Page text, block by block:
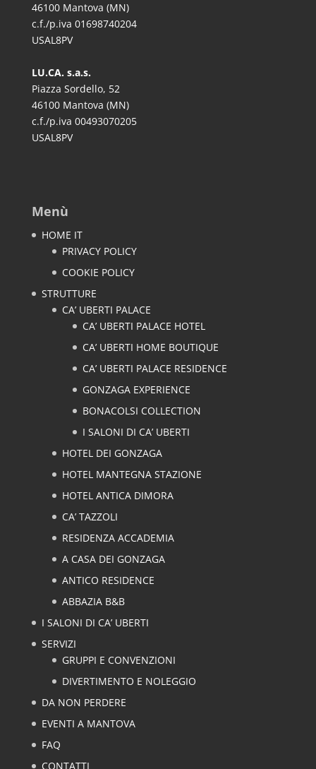
46100 Mantova (MN)
c.f./p.iva 01698740204
USAL8PV
LU.CA. s.a.s.
Piazza Sordello, 52
46100 Mantova (MN)
c.f./p.iva 00493070205
USAL8PV
Menù
HOME IT
PRIVACY POLICY
COOKIE POLICY
STRUTTURE
CA’ UBERTI PALACE
CA’ UBERTI PALACE HOTEL
CA’ UBERTI HOME BOUTIQUE
CA’ UBERTI PALACE RESIDENCE
GONZAGA EXPERIENCE
BONACOLSI COLLECTION
I SALONI DI CA’ UBERTI
HOTEL DEI GONZAGA
HOTEL MANTEGNA STAZIONE
HOTEL ANTICA DIMORA
CA’ TAZZOLI
RESIDENZA ACCADEMIA
A CASA DEI GONZAGA
ANTICO RESIDENCE
ABBAZIA B&B
I SALONI DI CA’ UBERTI
SERVIZI
GRUPPI E CONVENZIONI
DIVERTIMENTO E NOLEGGIO
DA NON PERDERE
EVENTI A MANTOVA
FAQ
CONTATTI